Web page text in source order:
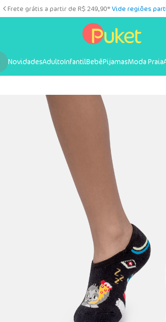
Frete grátis a partir de R$ 249,90*Vide regiões
NovidadesAdultoInfantilBebêPijamasModa Praia